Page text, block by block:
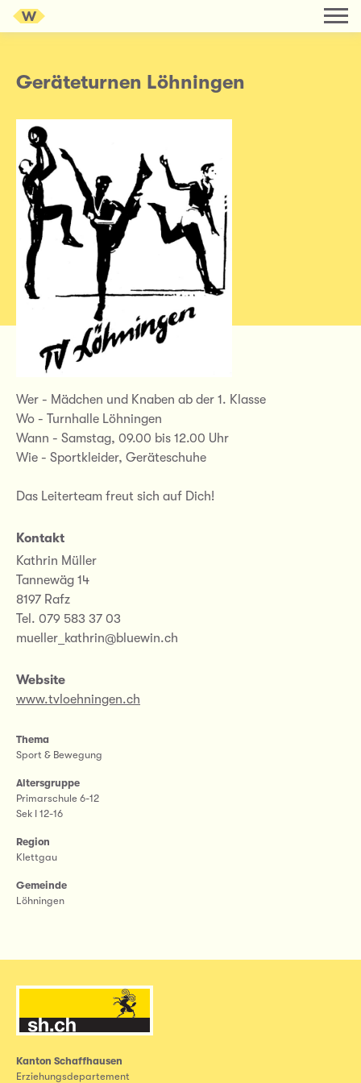
Geräteturnen Löhningen
Wer - Mädchen und Knaben ab der 1. Klasse
Wo - Turnhalle Löhningen
Wann - Samstag, 09.00 bis 12.00 Uhr
Wie - Sportkleider, Geräteschuhe
Das Leiterteam freut sich auf Dich!
Kontakt
Kathrin Müller
Tannewäg 14
8197 Rafz
Tel. 079 583 37 03
mueller_kathrin@bluewin.ch
Website
www.tvloehningen.ch
Thema
Sport & Bewegung
Altersgruppe
Primarschule 6-12
Sek I 12-16
Region
Klettgau
Gemeinde
Löhningen
Kanton Schaffhausen
Erziehungsdepartement